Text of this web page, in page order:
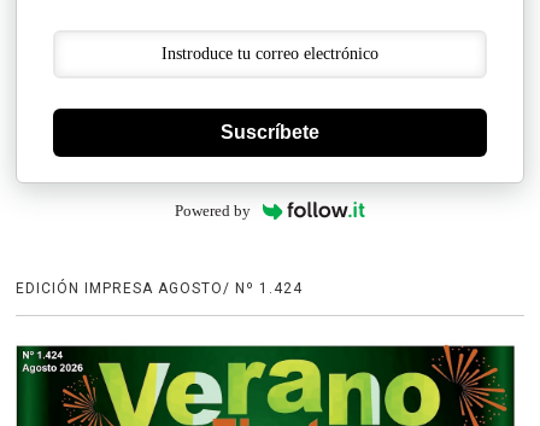
Suscríbete
Powered by
EDICIÓN IMPRESA AGOSTO/ Nº 1.424